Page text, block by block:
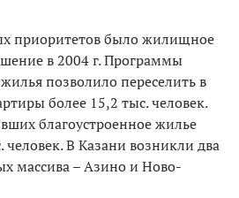
приоритетов было жилищное
в 2004 г. Программы
позволило переселить в
более 15,2 тыс. человек.
благоустроенное жилье
В Казани возникли два
массива – Азино и Ново-